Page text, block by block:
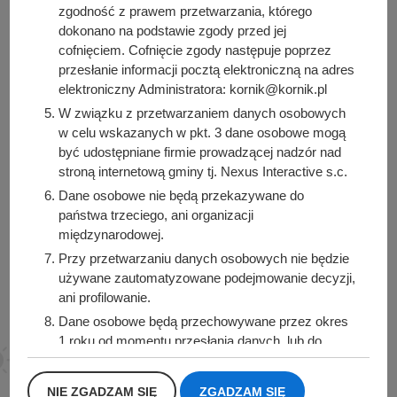
Urząd Miasta i Gminy Kórnik
pl. Niepodległości 1
62-035 Kórnik
Sprawdź także
Śledź nas na
Facebook Instagram
zgodność z prawem przetwarzania, którego
dokonano na podstawie zgody przed jej
cofnięciem. Cofnięcie zgody następuje poprzez
przesłanie informacji pocztą elektroniczną na adres
elektroniczny Administratora: kornik@kornik.pl
W związku z przetwarzaniem danych osobowych
w celu wskazanych w pkt. 3 dane osobowe mogą
być udostępniane firmie prowadzącej nadzór nad
stroną internetową gminy tj. Nexus Interactive s.c.
Dane osobowe nie będą przekazywane do
państwa trzeciego, ani organizacji
międzynarodowej.
Przy przetwarzaniu danych osobowych nie będzie
używane zautomatyzowane podejmowanie decyzji,
ani profilowanie.
Dane osobowe będą przechowywane przez okres
1 roku od momentu przesłania danych, lub do
momentu wycofania udzielonej zgody.
Posiadacie Państwo prawo do żądania od
NIE ZGADZAM SIĘ ZGADZAM SIĘ